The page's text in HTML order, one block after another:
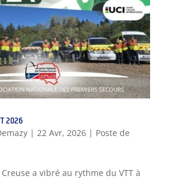
2026
| 22 Avr, 2026| Poste de
a vibré au rythme du VTT à